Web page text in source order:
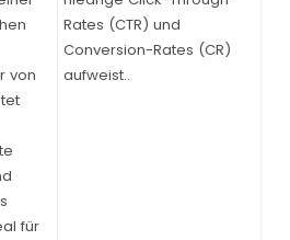
von
für
Rates (CTR) und
Conversion-Rates (CR)
aufweist..